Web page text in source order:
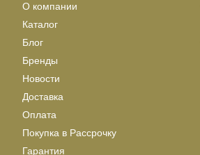
О компании
Каталог
Блог
Бренды
Новости
Доставка
Оплата
Покупка в Рассрочку
Гарантия